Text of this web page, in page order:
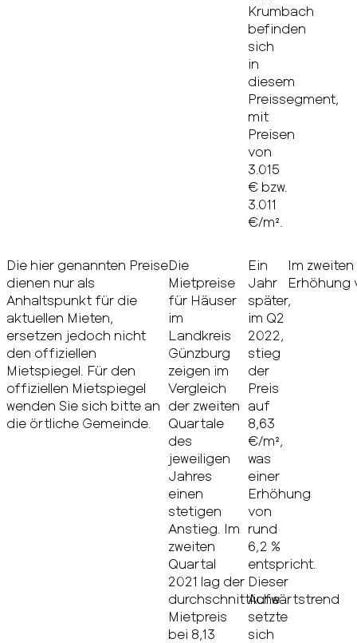
Krumbach
befinden
sich
in
diesem
Preissegment,
mit
Preisen
von
3.015
€ bzw.
3.011
€/m².
Die hier genannten Preise
dienen nur als
Anhaltspunkt für die
aktuellen Mieten,
ersetzen jedoch nicht
den offiziellen
Mietspiegel. Für den
offiziellen Mietspiegel
wenden Sie sich bitte an
die örtliche Gemeinde.
Die
Mietpreise
für Häuser
im
Landkreis
Günzburg
zeigen im
Vergleich
der zweiten
Quartale
des
jeweiligen
Jahres
einen
stetigen
Anstieg. Im
zweiten
Quartal
2021 lag der
durchschnittliche
Mietpreis
bei 8,13
Ein
Jahr
später,
im Q2
2022,
stieg
der
Preis
auf
8,63
€/m²,
was
einer
Erhöhung
von
rund
6,2 %
entspricht.
Dieser
Aufwärtstrend
setzte
sich
Im
Erhöhung